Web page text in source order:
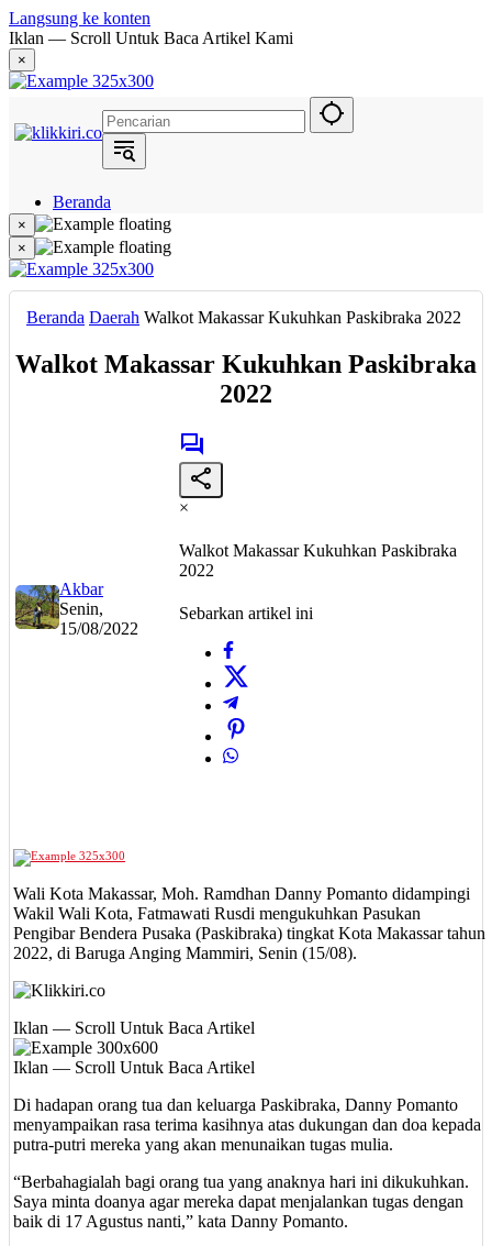
Langsung ke konten
Iklan — Scroll Untuk Baca Artikel Kami
×
Beranda
Hukum
Berita
Politik
Narasi
Metropolis
×
×
Beranda Daerah Walkot Makassar Kukuhkan Paskibraka 2022
Walkot Makassar Kukuhkan Paskibraka
2022
Akbar
Senin,
15/08/2022
×
Walkot Makassar Kukuhkan Paskibraka
2022
Sebarkan artikel ini
Wali Kota Makassar, Moh. Ramdhan Danny Pomanto didampingi
Wakil Wali Kota, Fatmawati Rusdi mengukuhkan Pasukan
Pengibar Bendera Pusaka (Paskibraka) tingkat Kota Makassar tahun
2022, di Baruga Anging Mammiri, Senin (15/08).
Iklan — Scroll Untuk Baca Artikel
Iklan — Scroll Untuk Baca Artikel
Di hadapan orang tua dan keluarga Paskibraka, Danny Pomanto
menyampaikan rasa terima kasihnya atas dukungan dan doa kepada
putra-putri mereka yang akan menunaikan tugas mulia.
“Berbahagialah bagi orang tua yang anaknya hari ini dikukuhkan.
Saya minta doanya agar mereka dapat menjalankan tugas dengan
baik di 17 Agustus nanti,” kata Danny Pomanto.